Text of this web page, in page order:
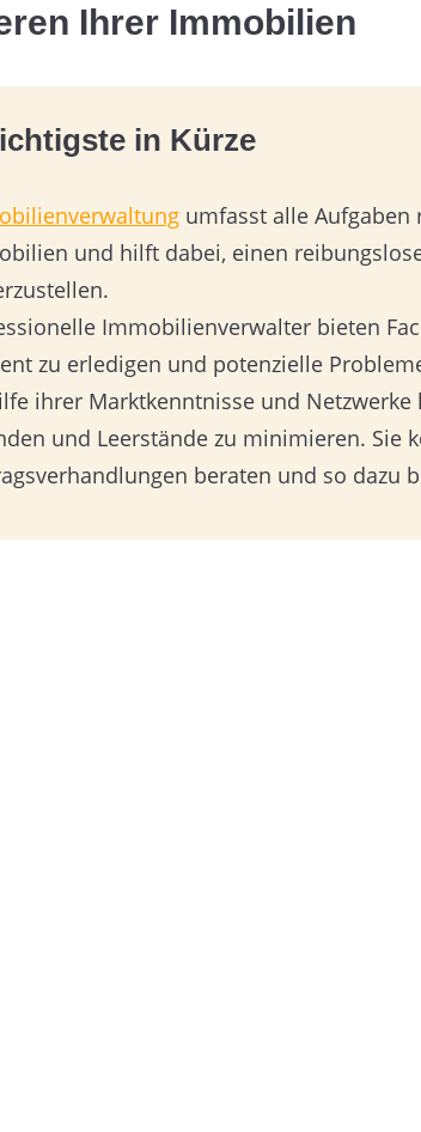
Ihrer Immobilien
in Kürze
umfasst alle Aufgaben
und hilft dabei, einen
Immobilienverwalter bieten
zu erledigen und potenzielle
ihrer Marktkenntnisse und
und Leerstände zu minimieren. Sie
beraten und so dazu